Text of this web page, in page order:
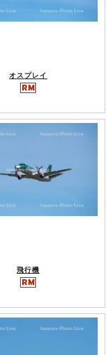
オスプレイ
飛行機